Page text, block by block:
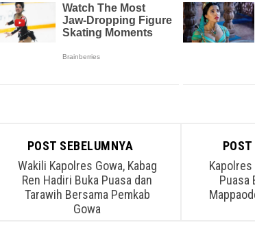
Puasa
POST SEBELUMNYA
Wakili Kapolres Gowa, Kabag
Ren Hadiri Buka Puasa dan
Tarawih Bersama Pemkab
Gowa